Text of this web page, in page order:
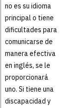
no es su idioma
principal o tiene
dificultades para
comunicarse de
manera efectiva
en inglés, se le
proporcionará
uno. Si tiene una
discapacidad y